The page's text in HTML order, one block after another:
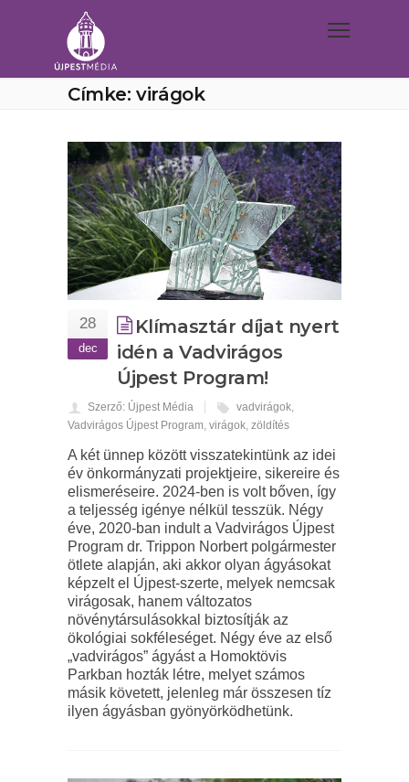
Címke: virágok
28
dec
Klímasztár díjat nyert
idén a Vadvirágos
Újpest Program!
Szerző: Újpest Média vadvirágok
Vadvirágos Újpest Program virágok zöldítés
A két ünnep között visszatekintünk az idei
év önkormányzati projektjeire, sikereire és
elismeréseire. 2024-ben is volt bőven, így
a teljesség igénye nélkül tesszük. Négy
éve, 2020-ban indult a Vadvirágos Újpest
Program dr. Trippon Norbert polgármester
ötlete alapján, aki akkor olyan ágyásokat
képzelt el Újpest-szerte, melyek nemcsak
virágosak, hanem változatos
növénytársulásokkal biztosítják az
ökológiai sokféleséget. Négy éve az első
„vadvirágos” ágyást a Homoktövis
Parkban hozták létre, melyet számos
másik követett, jelenleg már összesen tíz
ilyen ágyásban gyönyörködhetünk.